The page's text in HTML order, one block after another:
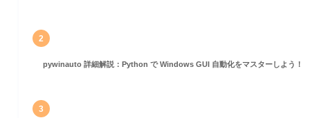
2
pywinauto 詳細解説：Python で Windows GUI 自動化をマスターしよう！
3